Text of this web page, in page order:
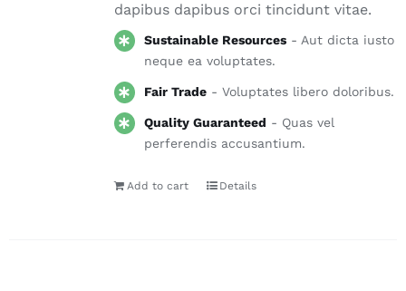
dapibus dapibus orci tincidunt vitae.
Sustainable Resources - Aut dicta iusto
neque ea voluptates.
Fair Trade - Voluptates libero doloribus.
Quality Guaranteed - Quas vel
perferendis accusantium.
Add to cart Details